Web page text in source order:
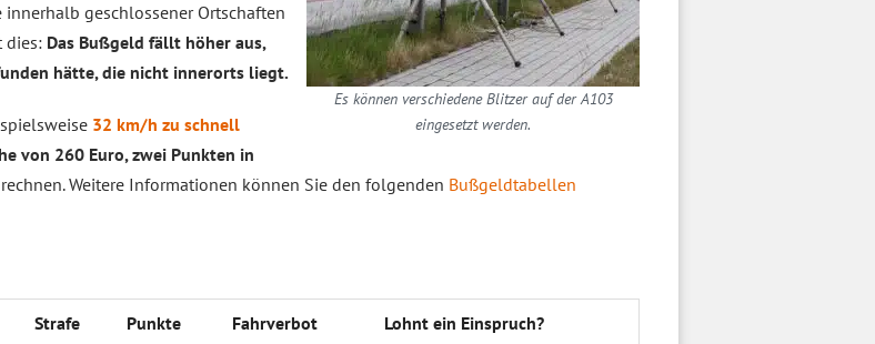
Es können verschiedene Blitzer auf der A103
eingesetzt werden.
geschlossener Ortschaften
dies: Das Bußgeld fällt höher aus,
hätte, die nicht innerorts liegt.
32 km/h zu schnell
von 260 Euro, zwei Punkten in
rechnen. Weitere Informationen können Sie den folgenden Bußgeldtabellen
Strafe Punkte Fahrverbot Lohnt ein Einspruch?